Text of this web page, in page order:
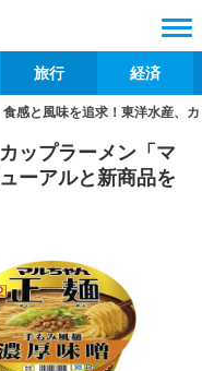
旅行 経済
食感と風味を追求！東洋水産、
ップラーメン「マ
ーアルと新商品を